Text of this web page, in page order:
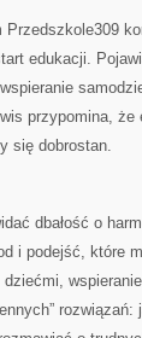
edukacji.
przypomina,
się dobrostan.
dbałość o
i podejść, które